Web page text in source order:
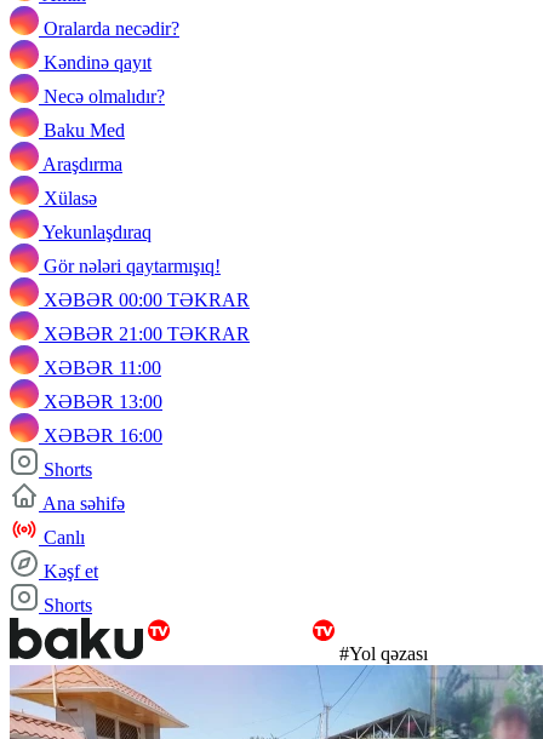
Oralarda necədir?
Kəndinə qayıt
Necə olmalıdır?
Baku Med
Araşdırma
Xülasə
Yekunlaşdıraq
Gör nələri qaytarmışıq!
XƏBƏR 00:00 TƏKRAR
XƏBƏR 21:00 TƏKRAR
XƏBƏR 11:00
XƏBƏR 13:00
XƏBƏR 16:00
Shorts
Ana səhifə
Canlı
Kəşf et
Shorts
#Yol qəzası